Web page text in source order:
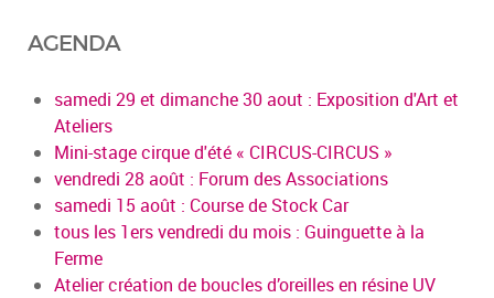
AGENDA
samedi 29 et dimanche 30 aout : Exposition d'Art et
Ateliers
Mini-stage cirque d'été « CIRCUS-CIRCUS »
vendredi 28 août : Forum des Associations
samedi 15 août : Course de Stock Car
tous les 1ers vendredi du mois : Guinguette à la
Ferme
Atelier création de boucles d’oreilles en résine UV